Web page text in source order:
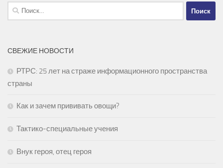
Найти:
СВЕЖИЕ НОВОСТИ
РТРС: 25 лет на страже информационного пространства
страны
Как и зачем прививать овощи?
Тактико-специальные учения
Внук героя, отец героя